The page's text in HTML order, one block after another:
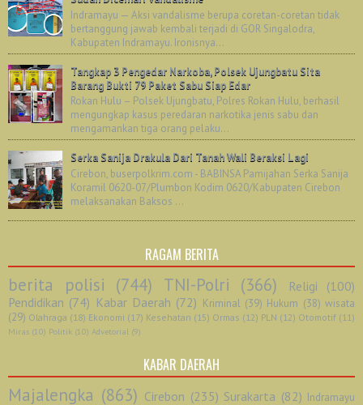
Indramayu — Aksi vandalisme berupa coretan-coretan tidak
bertanggung jawab kembali terjadi di GOR Singalodra,
Kabupaten Indramayu. Ironisnya...
Tangkap 3 Pengedar Narkoba, Polsek Ujungbatu Sita
Barang Bukti 79 Paket Sabu Siap Edar
Rokan Hulu – Polsek Ujungbatu, Polres Rokan Hulu, berhasil
mengungkap kasus peredaran narkotika jenis sabu dan
mengamankan tiga orang pelaku...
Serka Sanija Drakula Dari Tanah Wali Beraksi Lagi
Cirebon, buserpolkrim.com - BABINSA Pamijahan Serka Sanija
Koramil 0620-07/Plumbon Kodim 0620/Kabupaten Cirebon
melaksanakan Baksos ...
RAGAM BERITA
berita polisi (744) TNI-Polri (366) Religi
(100)
Pendidikan (74) Kabar Daerah (72) Kriminal (39) Hukum (38) wisata
(29) Olahraga (18) Ekonomi (17) Kesehatan (15) Ormas (12) PLN (12) Otomotif (11)
Miras (10) Politik (10) Advetorial (9)
KABAR DAERAH
Majalengka (863) Cirebon (235) Surakarta (82) Indramayu